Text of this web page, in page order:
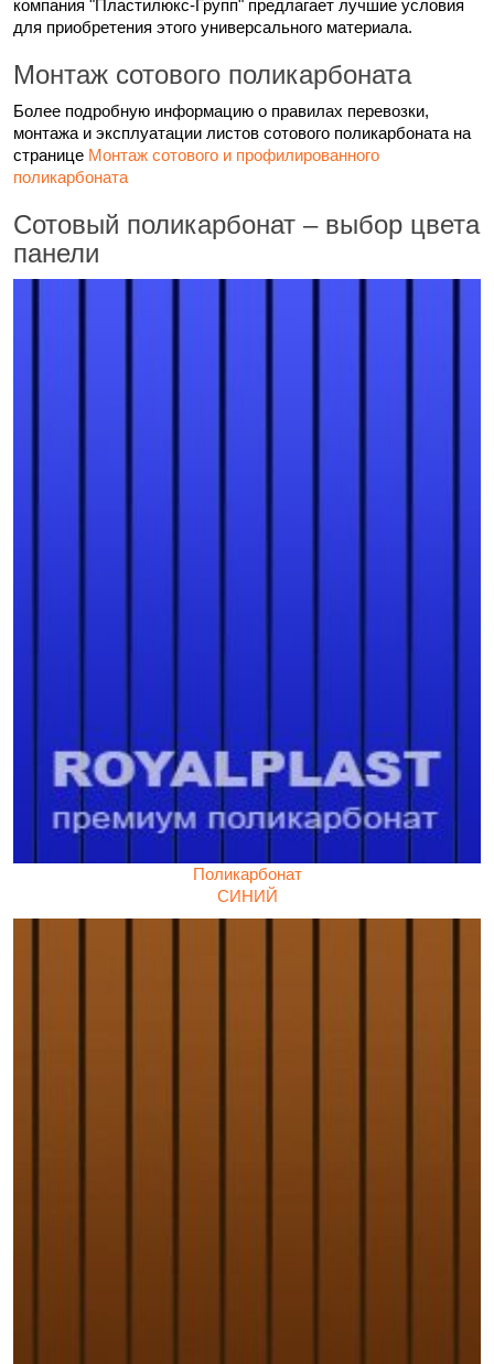
компания "Пластилюкс-Групп" предлагает лучшие условия
для приобретения этого универсального материала.
Монтаж сотового поликарбоната
Более подробную информацию о правилах перевозки,
монтажа и эксплуатации листов сотового поликарбоната на
странице Монтаж сотового и профилированного
поликарбоната
Сотовый поликарбонат – выбор цвета
панели
Поликарбонат
СИНИЙ